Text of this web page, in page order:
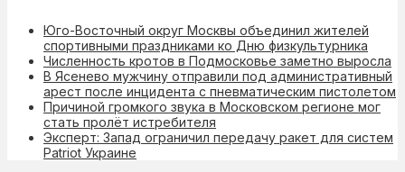
Юго-Восточный округ Москвы объединил жителей
спортивными праздниками ко Дню физкультурника
Численность кротов в Подмосковье заметно выросла
В Ясенево мужчину отправили под административный
арест после инцидента с пневматическим пистолетом
Причиной громкого звука в Московском регионе мог
стать пролёт истребителя
Эксперт: Запад ограничил передачу ракет для систем
Patriot Украине